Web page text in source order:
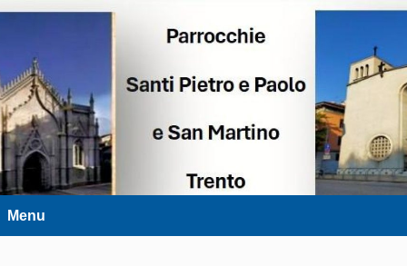
Parrocchie Santi Pietro e Paolo e
San Martino – Trento
DIOCESI DI TRENTO
Menu